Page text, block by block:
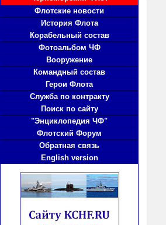
Флотские новости
История Флота
Корабельный состав
Фотоальбом ЧФ
Вооружение
Командный состав
Герои Флота
Служба по контракту
Поиск по сайту
"Энциклопедия ЧФ"
Флотский Форум
Обратная связь
English version